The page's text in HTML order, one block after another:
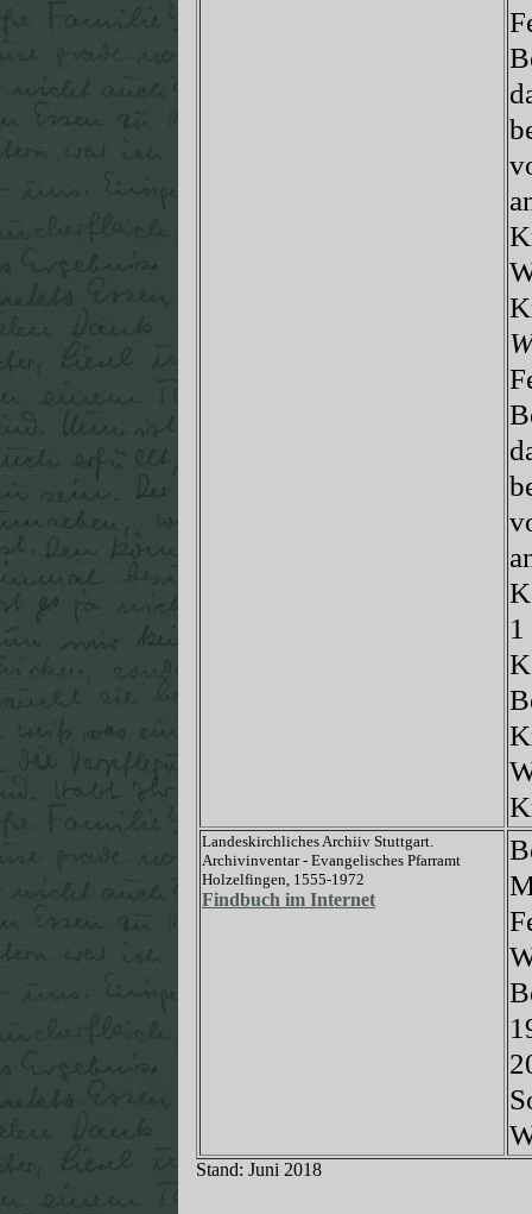
Landeskirchliches Archiiv Stuttgart.
Archivinventar - Evangelisches Pfarramt
Holzelfingen, 1555-1972
Findbuch im Internet
Stand: Juni 2018